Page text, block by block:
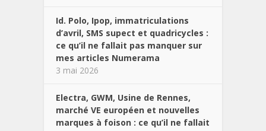
Id. Polo, Ipop, immatriculations
d’avril, SMS supect et quadricycles :
ce qu’il ne fallait pas manquer sur
mes articles Numerama
3 mai 2026
Electra, GWM, Usine de Rennes,
marché VE européen et nouvelles
marques à foison : ce qu’il ne fallait